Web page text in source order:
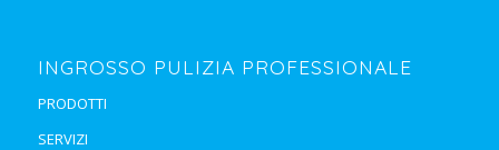
INGROSSO PULIZIA PROFESSIONALE
PRODOTTI
SERVIZI